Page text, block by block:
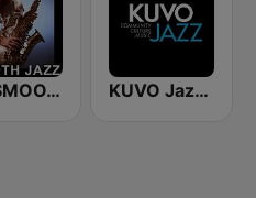
101 SMOOTH JAZZ KUVO Jazz 89.3 FM